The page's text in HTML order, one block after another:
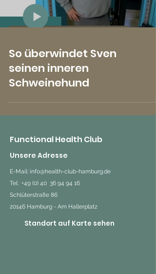
So überwindet Sven
seinen inneren
Schweinehund
Functional Health Club
Unsere Adresse
E-Mail: info@health-club-hamburg.de
Tel: +49 (0) 40 36 94 94 16
Schlüterstraße 86
20146 Hamburg - Am Hallerplatz
Standort auf Karte sehen